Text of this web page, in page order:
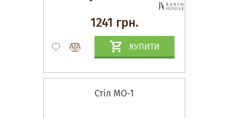
1241 грн.
КУПИТИ
Стіл МО-1